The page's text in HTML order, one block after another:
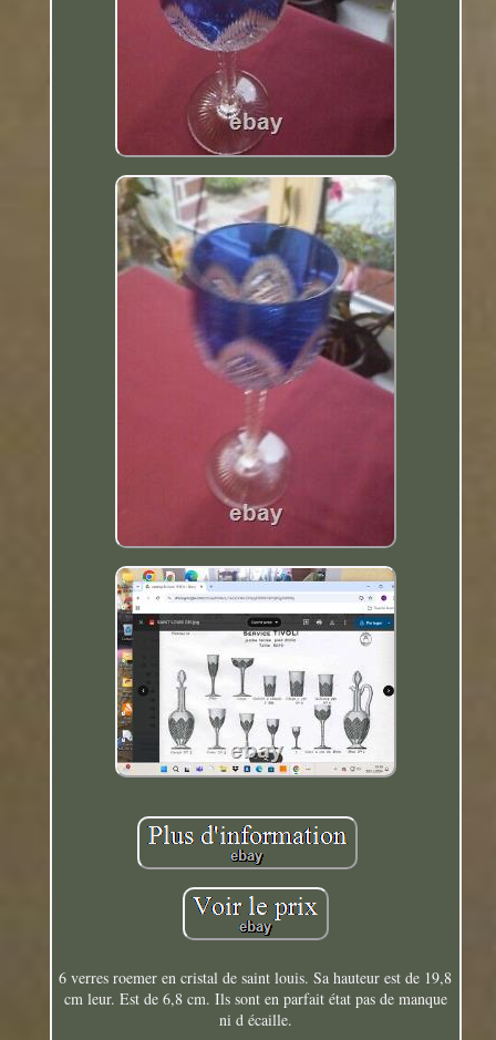
6 verres roemer en cristal de saint louis. Sa hauteur est de 19,8
cm leur. Est de 6,8 cm. Ils sont en parfait état pas de manque
ni d écaille.